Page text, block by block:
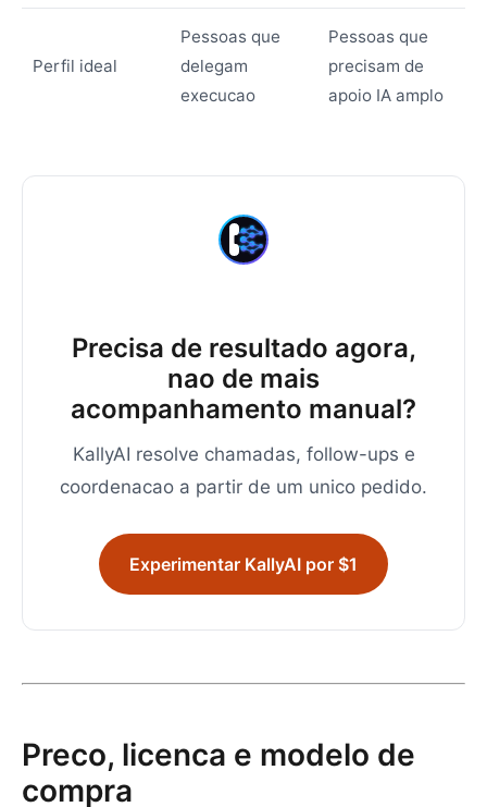
Perfil ideal
Pessoas que
delegam
execucao
Pessoas que
precisam de
apoio IA amplo
Precisa de resultado agora,
nao de mais
acompanhamento manual?
KallyAI resolve chamadas, follow-ups e
coordenacao a partir de um unico pedido.
Experimentar KallyAI por $1
Preco, licenca e modelo de
compra